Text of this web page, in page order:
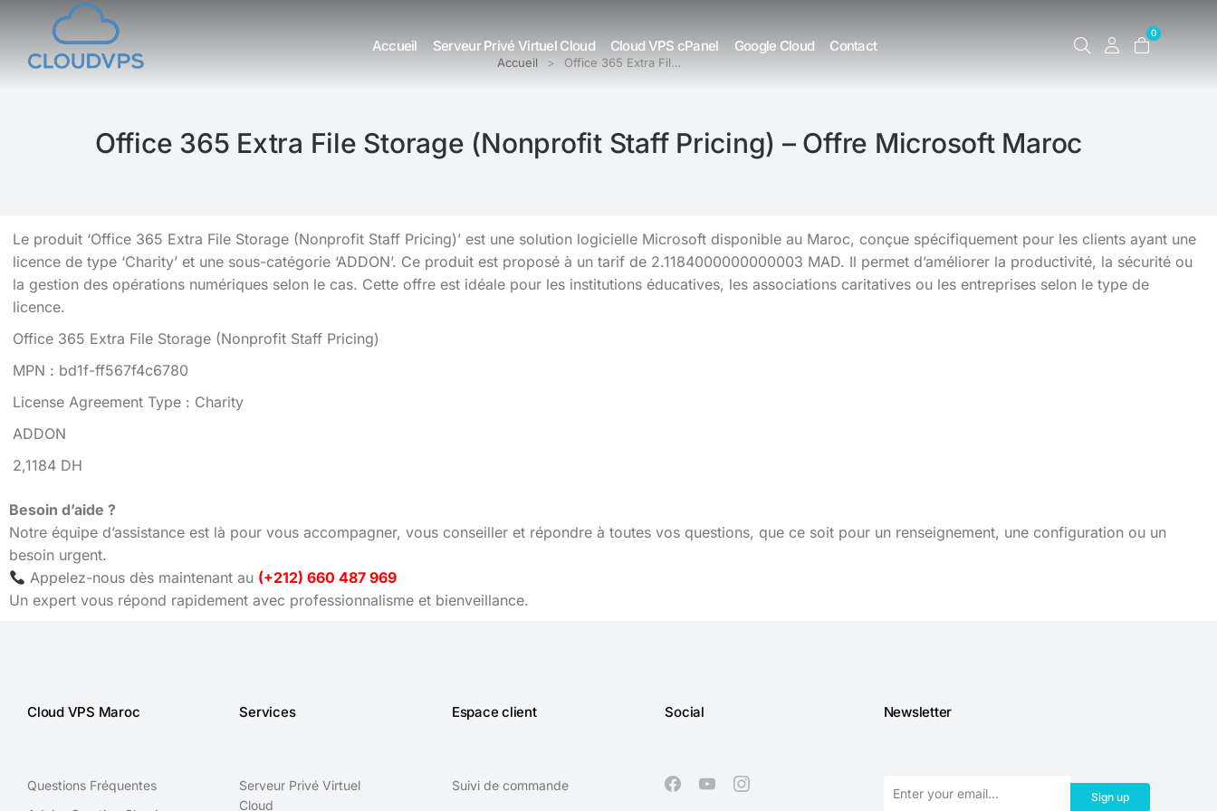
Accueil Serveur Privé Virtuel Cloud Cloud VPS cPanel Google Cloud Contact
0
Vous êtes ici : Accueil Office 365 Extra Fil…
Office 365 Extra File Storage (Nonprofit Staff Pricing) – Offre Microsoft Maroc
Le produit ‘Office 365 Extra File Storage (Nonprofit Staff Pricing)’ est une solution logicielle Microsoft disponible au Maroc, conçue spécifiquement pour les clients ayant une
licence de type ‘Charity’ et une sous-catégorie ‘ADDON’. Ce produit est proposé à un tarif de 2.1184000000000003 MAD. Il permet d’améliorer la productivité, la sécurité ou
la gestion des opérations numériques selon le cas. Cette offre est idéale pour les institutions éducatives, les associations caritatives ou les entreprises selon le type de
licence.
Office 365 Extra File Storage (Nonprofit Staff Pricing)
MPN : bd1f-ff567f4c6780
License Agreement Type : Charity
ADDON
2,1184 DH
Besoin d’aide ?
Notre équipe d’assistance est là pour vous accompagner, vous conseiller et répondre à toutes vos questions, que ce soit pour un renseignement, une configuration ou un
besoin urgent.
Appelez-nous dès maintenant au (+212) 660 487 969
Un expert vous répond rapidement avec professionnalisme et bienveillance.
Cloud VPS Maroc
Questions Fréquentes
Services
Serveur Privé Virtuel
Cloud
Espace client
Suivi de commande
Social Newsletter
Sign up